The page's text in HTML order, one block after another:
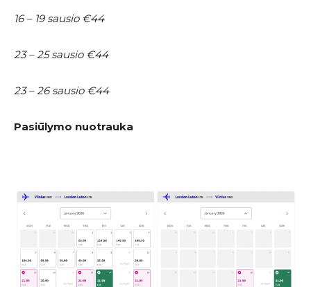
16 – 19 sausio €44
23 – 25 sausio €44
23 – 26 sausio €44
Pasiūlymo nuotrauka